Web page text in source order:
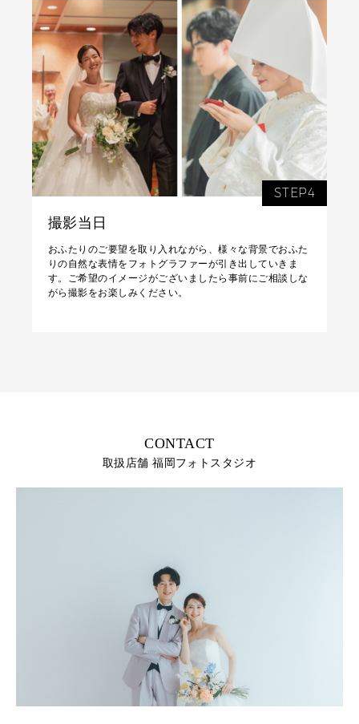
STEP4
撮影当日
おふたりのご要望を取り入れながら、様々な背景でおふた
りの自然な表情をフォトグラファーが引き出していきま
す。ご希望のイメージがございましたら事前にご相談しな
がら撮影をお楽しみください。
CONTACT
取扱店舗 福岡フォトスタジオ